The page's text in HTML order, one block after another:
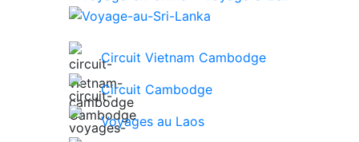
Circuit Vietnam Cambodge
Circuit Cambodge
Voyages au Laos